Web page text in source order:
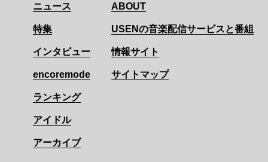
ニュース
特集
インタビュー
encoremode
ランキング
アイドル
アーカイブ
ABOUT
USENの音楽配信サービスと番組
情報サイト
サイトマップ